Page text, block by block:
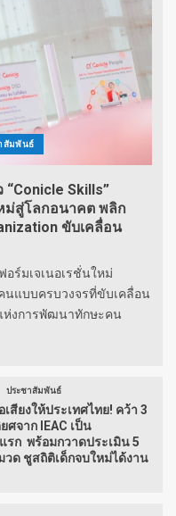
สัมพันธ์
Skills”
สู่โลกอนาคต พลิก
ขับเคลื่อน
ร์มเจเนอเรชั่นใหม่
นแบบครบวงจรที่ขับเคลื่อน
ห่งการพัฒนาทักษะคน
ประชาสัมพันธ์
เสียงให้ประเทศไทย! คว้า 3
ศจาก IEAC เป็น
รก พร้อมกวาดประเมิน 5
วด ชูสถิติเด็กจบใหม่ได้งาน